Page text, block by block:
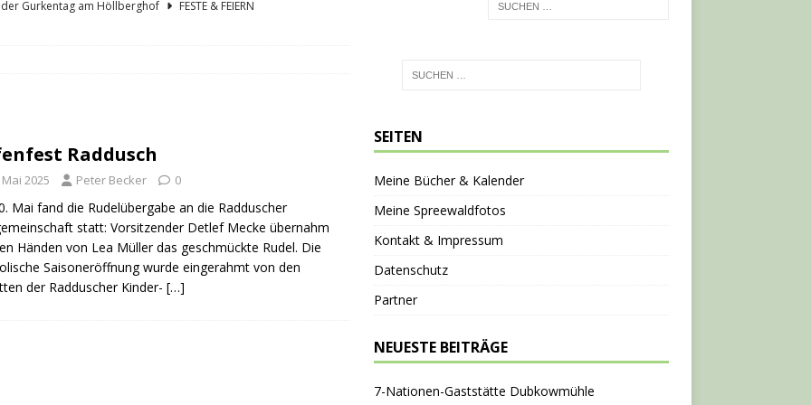
Gurkentag am Höllberghof
FESTE & FEIERN
Gaststätte Dubkowmühle
Raddusch
Mai 2025 Peter Becker 0
Mai fand die Rudelübergabe an die Radduscher
statt: Vorsitzender Detlef Mecke übernahm
Händen von Lea Müller das geschmückte Rudel. Die
Saisoneröffnung wurde eingerahmt von den
der Radduscher Kinder- […]
SEITEN
Meine Bücher & Kalender
Meine Spreewaldfotos
Kontakt & Impressum
Datenschutz
Partner
NEUESTE BEITRÄGE
7-Nationen-Gaststätte Dubkowmühle